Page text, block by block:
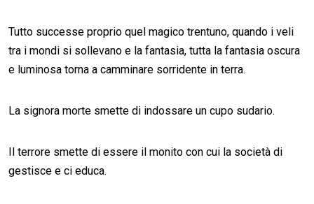
Tutto successe proprio quel magico trentuno, quando i veli
tra i mondi si sollevano e la fantasia, tutta la fantasia oscura
e luminosa torna a camminare sorridente in terra.
La signora morte smette di indossare un cupo sudario.
Il terrore smette di essere il monito con cui la società di
gestisce e ci educa.